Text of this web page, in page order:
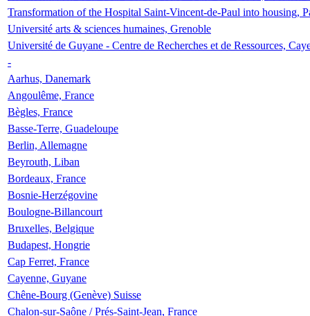
Transformation of the Hospital Saint-Vincent-de-Paul into housing,
Université arts & sciences humaines, Grenoble
Université de Guyane - Centre de Recherches et de Ressources,
-
Aarhus, Danemark
Angoulême, France
Bègles, France
Basse-Terre, Guadeloupe
Berlin, Allemagne
Beyrouth, Liban
Bordeaux, France
Bosnie-Herzégovine
Boulogne-Billancourt
Bruxelles, Belgique
Budapest, Hongrie
Cap Ferret, France
Cayenne, Guyane
Chêne-Bourg (Genève) Suisse
Chalon-sur-Saône / Prés-Saint-Jean, France